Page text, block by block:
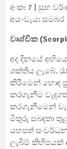
අංක: 7 | සුභ
අය-වැය: සමබර
වෘශ්චික
අද දිනයේ
ශක්තිය ලැබේ.
කිරීමෙන් හොඳ
කරගැනීම
කරගැනීමෙන්
මිතුරු සබඳතා
යහපත්
ලැබීම් කිහිපයක්